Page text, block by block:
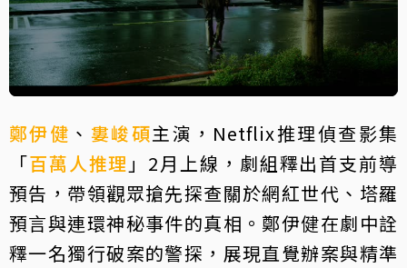
鄭伊健 、 婁峻碩主演，Netflix推理偵查影集
「百萬人推理 」2月上線，劇組釋出首支前導
預告，帶領觀眾搶先探查關於網紅世代、塔羅
預言與連環神秘事件的真相。鄭伊健在劇中詮
釋一名獨行破案的警探，展現直覺辦案與精準